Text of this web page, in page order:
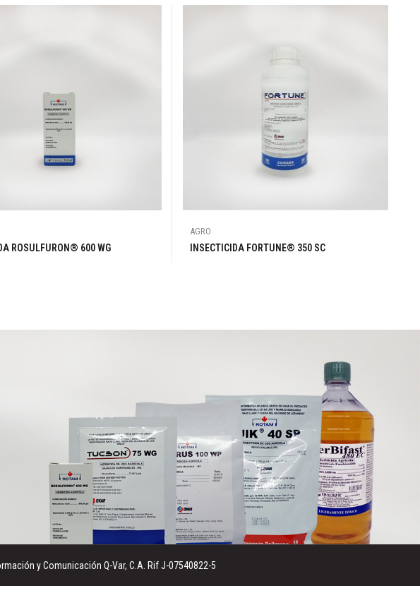
HERBICIDA ROSULFURON® 600 WG
AGRO
INSECTICIDA FORTUNE® 350 SC
y Comunicación Q-Var, C.A. Rif J-07540822-5